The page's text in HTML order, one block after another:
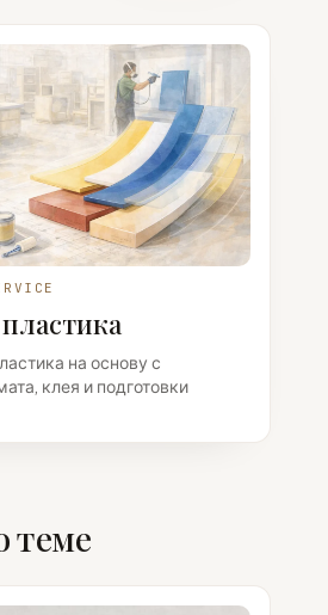
на основу с
клея и подготовки
теме